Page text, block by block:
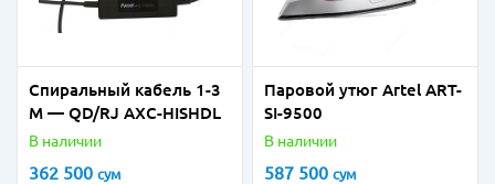
Спиральный кабель 1-3
М — QD/RJ AXC-HISHDL
В наличии
362 500 сум
Паровой утюг Artel ART-
SI-9500
В наличии
587 500 сум